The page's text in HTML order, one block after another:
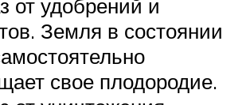
от удобрений и
Земля в состоянии
свое плодородие.